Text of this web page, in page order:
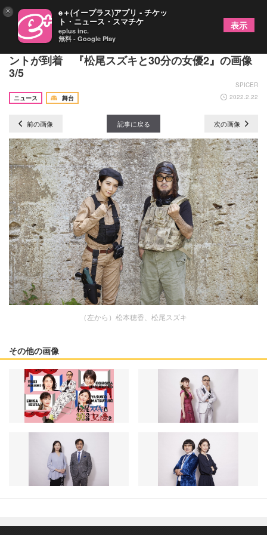
生田絵梨花、松本穂香、松雪泰子、天海祐希のコメ
ントが到着 『松尾スズキと30分の女優2』の画像
3/5
SPICER
ニュース
舞台 2022.2.22
前の画像 記事に戻る 次の画像
（左から）松本穂香、松尾スズキ
その他の画像
× e＋(イープラス)アプリ - チケッ
ト・ニュース・スマチケ
eplus inc.
無料 - Google Play
表示